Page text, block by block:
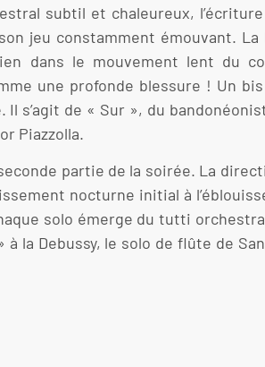
subtil et chaleureux,
jeu constamment émouvant. La
dans le mouvement lent du
une profonde blessure ! Un
de « Sur », du
Piazzolla.
partie de la soirée. La
nocturne initial à
solo émerge du tutti
la Debussy, le solo de flûte de